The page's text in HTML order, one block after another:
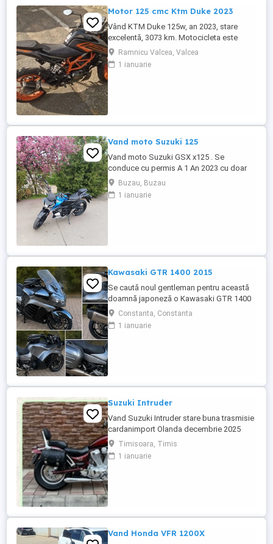
Motor 125 cmc Ktm Duke 2023
Vând KTM Duke 125w, an 2023, stare
excelentă, 3073 km. Motocicleta este
ideală pentru începători sau pentru oraș.
Fără daune, lovituri!
Ramnicu Valcea, Valcea
1 ianuarie
Vand moto Suzuki 125
Vand moto Suzuki GSX x125 . Se
conduce cu permis A 1 An 2023 cu doar
5000km Stare impecabila , fara cazaturi
ITP valabil pana in noiembrie 2027 Revizii
si schimb de ulei in service autorizat
Buzau, Buzau
1 ianuarie
Kawasaki GTR 1400 2015
Se caută noul gentleman pentru această
doamnă japoneză o Kawasaki GTR 1400
care încă întoarce priviri și iubește
kilometrii. A fost răsfățată, întreținută la
timp și tratată cu respect. O dau doar
Constanta, Constanta
1 ianuarie
Suzuki Intruder
Vand Suzuki Intruder stare buna trasmisie
cardanimport Olanda decembrie 2025
inmatriculat RO IN FEBRUARIE Nu raspund
la mesaje.Schimb cu ATV plus sau minus
diferenta
Timisoara, Timis
1 ianuarie
Vand Honda VFR 1200X